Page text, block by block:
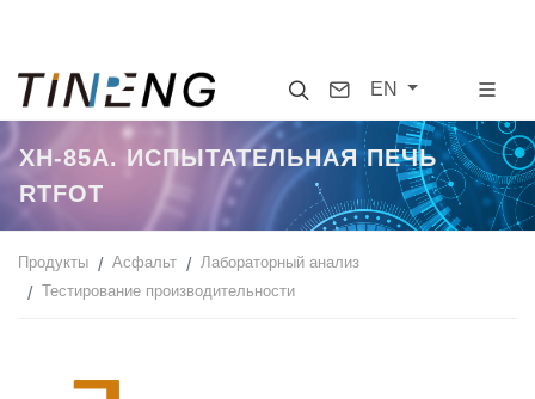
SearchContact
EN
XH-85A. ИСПЫТАТЕЛЬНАЯ ПЕЧЬ
RTFOT
Продукты Асфальт
Лабораторный анализ
Тестирование производительности